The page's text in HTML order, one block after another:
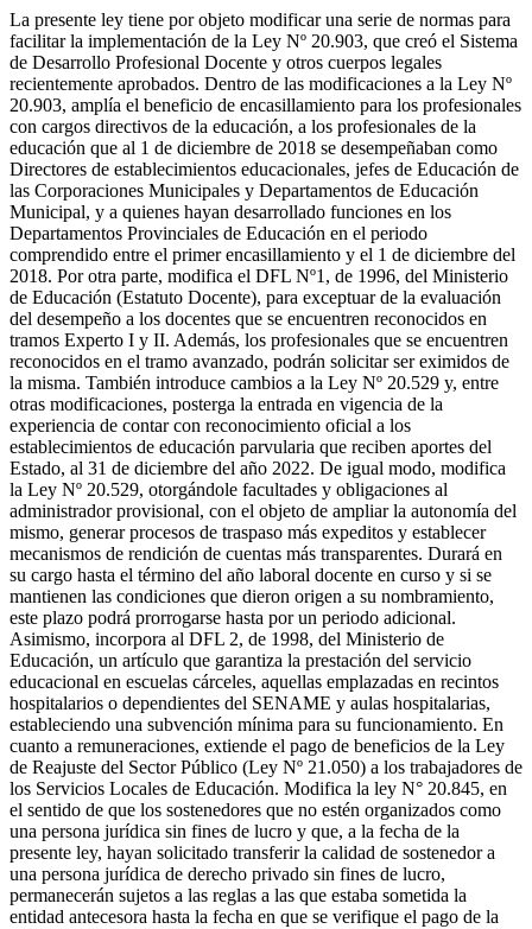
La presente ley tiene por objeto modificar una serie de normas para
facilitar la implementación de la Ley Nº 20.903, que creó el Sistema
de Desarrollo Profesional Docente y otros cuerpos legales
recientemente aprobados. Dentro de las modificaciones a la Ley Nº
20.903, amplía el beneficio de encasillamiento para los profesionales
con cargos directivos de la educación, a los profesionales de la
educación que al 1 de diciembre de 2018 se desempeñaban como
Directores de establecimientos educacionales, jefes de Educación de
las Corporaciones Municipales y Departamentos de Educación
Municipal, y a quienes hayan desarrollado funciones en los
Departamentos Provinciales de Educación en el periodo
comprendido entre el primer encasillamiento y el 1 de diciembre del
2018. Por otra parte, modifica el DFL Nº1, de 1996, del Ministerio
de Educación (Estatuto Docente), para exceptuar de la evaluación
del desempeño a los docentes que se encuentren reconocidos en
tramos Experto I y II. Además, los profesionales que se encuentren
reconocidos en el tramo avanzado, podrán solicitar ser eximidos de
la misma. También introduce cambios a la Ley Nº 20.529 y, entre
otras modificaciones, posterga la entrada en vigencia de la
experiencia de contar con reconocimiento oficial a los
establecimientos de educación parvularia que reciben aportes del
Estado, al 31 de diciembre del año 2022. De igual modo, modifica
la Ley Nº 20.529, otorgándole facultades y obligaciones al
administrador provisional, con el objeto de ampliar la autonomía del
mismo, generar procesos de traspaso más expeditos y establecer
mecanismos de rendición de cuentas más transparentes. Durará en
su cargo hasta el término del año laboral docente en curso y si se
mantienen las condiciones que dieron origen a su nombramiento,
este plazo podrá prorrogarse hasta por un periodo adicional.
Asimismo, incorpora al DFL 2, de 1998, del Ministerio de
Educación, un artículo que garantiza la prestación del servicio
educacional en escuelas cárceles, aquellas emplazadas en recintos
hospitalarios o dependientes del SENAME y aulas hospitalarias,
estableciendo una subvención mínima para su funcionamiento. En
cuanto a remuneraciones, extiende el pago de beneficios de la Ley
de Reajuste del Sector Público (Ley Nº 21.050) a los trabajadores de
los Servicios Locales de Educación. Modifica la ley N° 20.845, en
el sentido de que los sostenedores que no estén organizados como
una persona jurídica sin fines de lucro y que, a la fecha de la
presente ley, hayan solicitado transferir la calidad de sostenedor a
una persona jurídica de derecho privado sin fines de lucro,
permanecerán sujetos a las reglas a las que estaba sometida la
entidad antecesora hasta la fecha en que se verifique el pago de la